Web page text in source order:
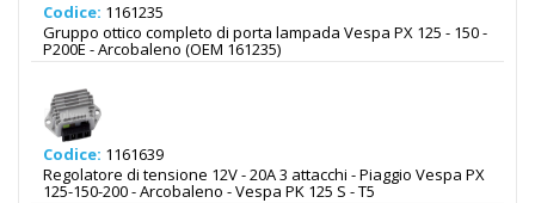
Codice: 1161235
Gruppo ottico completo di porta lampada Vespa PX 125 - 150 -
P200E - Arcobaleno (OEM 161235)
Codice: 1161639
Regolatore di tensione 12V - 20A 3 attacchi - Piaggio Vespa PX
125-150-200 - Arcobaleno - Vespa PK 125 S - T5